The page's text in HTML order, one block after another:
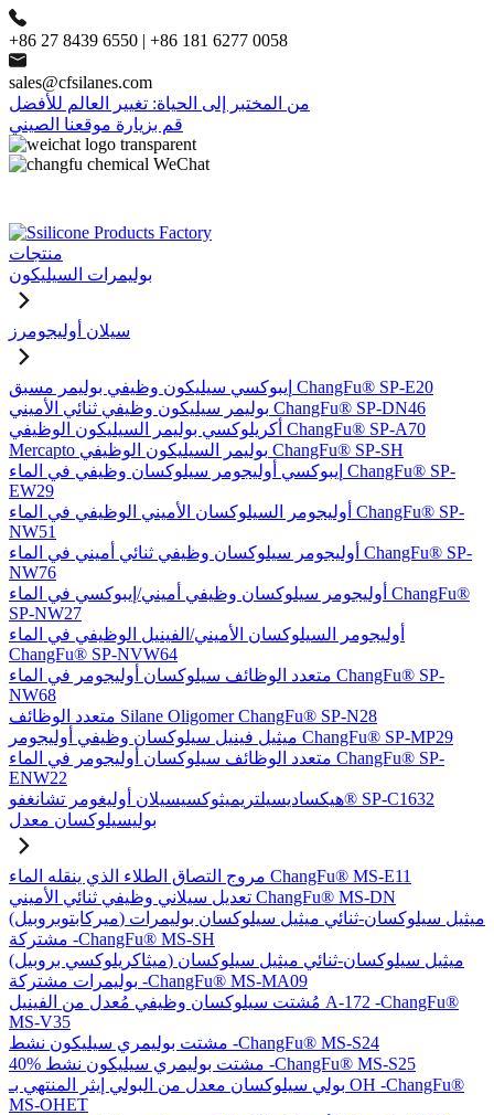
+86 27 8439 6550 | +86 181 6277 0058
sales@cfsilanes.com
من المختبر إلى الحياة: تغيير العالم للأفضل
قم بزيارة موقعنا الصيني
منتجات
بوليمرات السيليكون
سيلان أوليجومرز
إيبوكسي سيليكون وظيفي بوليمر مسبق ChangFu® SP-E20
بوليمر سيليكون وظيفي ثنائي الأميني ChangFu® SP-DN46
أكريلوكسي بوليمر السيليكون الوظيفي ChangFu® SP-A70
Mercapto بوليمر السيليكون الوظيفي ChangFu® SP-SH
إيبوكسي أوليجومر سيلوكسان وظيفي في الماء ChangFu® SP-
EW29
أوليجومر السيلوكسان الأميني الوظيفي في الماء ChangFu® SP-
NW51
أوليجومر سيلوكسان وظيفي ثنائي أميني في الماء ChangFu® SP-
NW76
أوليجومر سيلوكسان وظيفي أميني/إيبوكسي في الماء ChangFu®
SP-NW27
أوليجومر السيلوكسان الأميني/الفينيل الوظيفي في الماء
ChangFu® SP-NVW64
متعدد الوظائف سيلوكسان أوليجومر في الماء ChangFu® SP-
NW68
متعدد الوظائف Silane Oligomer ChangFu® SP-N28
ميثيل فينيل سيلوكسان وظيفي أوليجومر ChangFu® SP-MP29
متعدد الوظائف سيلوكسان أوليجومر في الماء ChangFu® SP-
ENW22
هيكساديسيلتريميثوكسيسيلان أوليغومر تشانغفو® SP-C1632
بوليسيلوكسان معدل
مروج التصاق الطلاء الذي ينقله الماء ChangFu® MS-E11
تعديل سيلاني وظيفي ثنائي الأميني ChangFu® MS-DN
(ميركابتوبروبيل) ميثيل سيلوكسان-ثنائي ميثيل سيلوكسان بوليمرات
مشتركة -ChangFu® MS-SH
(ميثاكريلوكسي بروبيل) ميثيل سيلوكسان-ثنائي ميثيل سيلوكسان
بوليمرات مشتركة -ChangFu® MS-MA09
مُشتت سيلوكسان وظيفي مُعدل من الفينيل A-172 -ChangFu®
MS-V35
مشتت بوليمري سيليكون نشط -ChangFu® MS-S24
40% مشتت بوليمري سيليكون نشط -ChangFu® MS-S25
بولي سيلوكسان معدل من البولي إيثر المنتهي بـ OH -ChangFu®
MS-OHET